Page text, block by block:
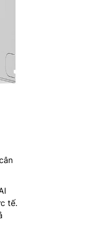
tế.